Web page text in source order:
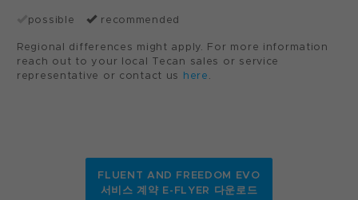
possible recommended
Regional differences might apply. For more information
reach out to your local Tecan sales or service
representative or contact us here.
FLUENT AND FREEDOM EVO
서비스 계약 E-FLYER 다운로드